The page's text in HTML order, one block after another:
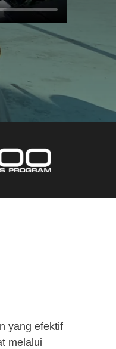
yang efektif
melalui